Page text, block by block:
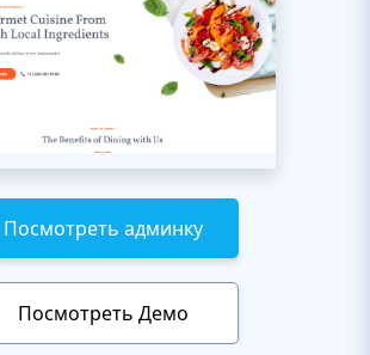
Посмотреть админку
Посмотреть Демо